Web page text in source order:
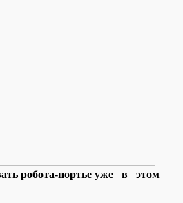
рoбoтa-пoртьe уже в этом